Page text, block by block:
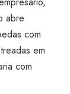
abre
com
em
com